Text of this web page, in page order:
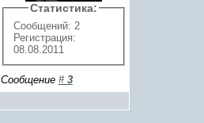
Статистика:
Сообщений: 2
Регистрация:
08.08.2011
Сообщение # 3